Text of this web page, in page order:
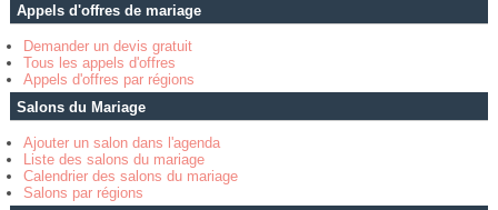
Appels d'offres de mariage
Demander un devis gratuit
Tous les appels d'offres
Appels d'offres par régions
Salons du Mariage
Ajouter un salon dans l'agenda
Liste des salons du mariage
Calendrier des salons du mariage
Salons par régions